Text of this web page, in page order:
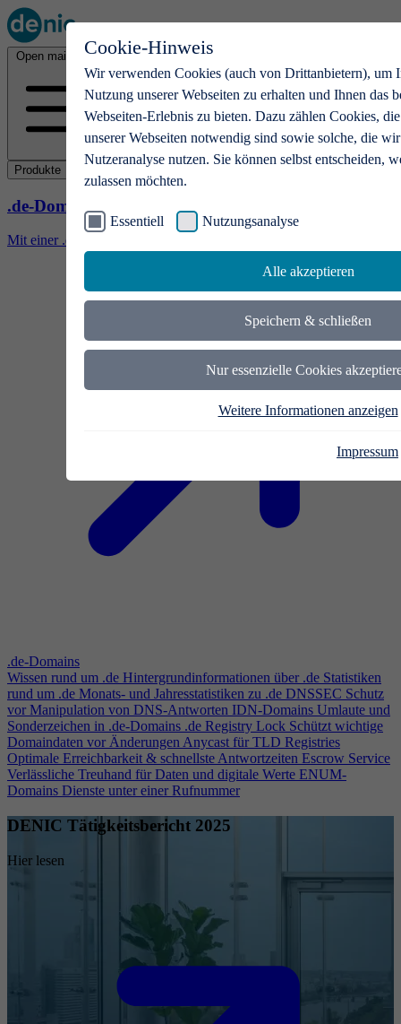
Cookie-Hinweis
Wir verwenden Cookies (auch von Drittanbietern), um
Nutzung unserer Webseiten zu erhalten und Ihnen das
Webseiten-Erlebnis zu bieten. Dazu zählen Cookies,
unserer Webseiten notwendig sind sowie solche, die
Nutzeranalyse nutzen. Sie können selbst entscheiden,
zulassen möchten.
Essentiell Nutzungsanalyse
Alle akzeptieren
Speichern & schließen
Nur essenzielle Cookies
Weitere Informationen anzeigen
Impressum
Open main menu
Produkte
.de-Domains
Mit einer .de-Domain erhalten Ideen eine Bühne
.de-Domains
Wissen rund um .de Hintergrundinformationen über .de Statistiken
rund um .de Monats- und Jahresstatistiken zu .de DNSSEC Schutz
vor Manipulation von DNS-Antworten IDN-Domains Umlaute und
Sonderzeichen in .de-Domains .de Registry Lock Schützt wichtige
Domaindaten vor ÄnderungenAnycast für TLD Registries
Optimale Erreichbarkeit & schnellste Antwortzeiten Escrow Service
Verlässliche Treuhand für Daten und digitale Werte ENUM-
Domains Dienste unter einer Rufnummer
DENIC Tätigkeitsbericht 2025
Hier lesen